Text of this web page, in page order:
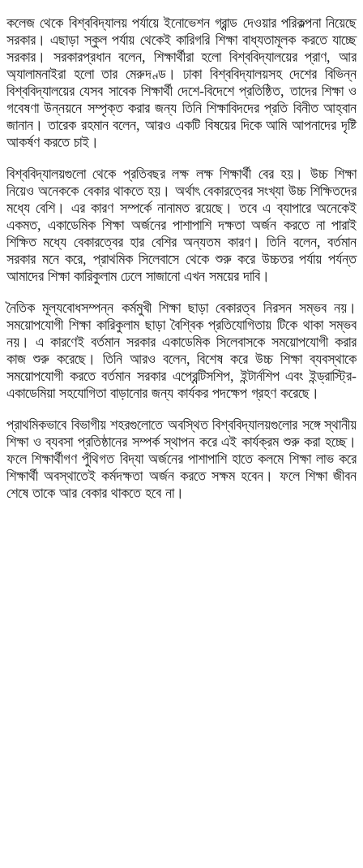
কলেজ থেকে বিশ্ববিদ্যালয় পর্যায়ে ইনোভেশন গ্রান্ড দেওয়ার পরিকল্পনা নিয়েছে
সরকার। এছাড়া স্কুল পর্যায় থেকেই কারিগরি শিক্ষা বাধ্যতামূলক করতে যাচ্ছে
সরকার। সরকারপ্রধান বলেন, শিক্ষার্থীরা হলো বিশ্ববিদ্যালয়ের প্রাণ, আর
অ্যালামনাইরা হলো তার মেরুদণ্ড। ঢাকা বিশ্ববিদ্যালয়সহ দেশের বিভিন্ন
বিশ্ববিদ্যালয়ের যেসব সাবেক শিক্ষার্থী দেশে-বিদেশে প্রতিষ্ঠিত, তাদের শিক্ষা ও
গবেষণা উন্নয়নে সম্পৃক্ত করার জন্য তিনি শিক্ষাবিদদের প্রতি বিনীত আহ্বান
জানান। তারেক রহমান বলেন, আরও একটি বিষয়ের দিকে আমি আপনাদের দৃষ্টি
আকর্ষণ করতে চাই।
বিশ্ববিদ্যালয়গুলো থেকে প্রতিবছর লক্ষ লক্ষ শিক্ষার্থী বের হয়। উচ্চ শিক্ষা
নিয়েও অনেককে বেকার থাকতে হয়। অর্থাৎ বেকারত্বের সংখ্যা উচ্চ শিক্ষিতদের
মধ্যে বেশি। এর কারণ সম্পর্কে নানামত রয়েছে। তবে এ ব্যাপারে অনেকেই
একমত, একাডেমিক শিক্ষা অর্জনের পাশাপাশি দক্ষতা অর্জন করতে না পারাই
শিক্ষিত মধ্যে বেকারত্বের হার বেশির অন্যতম কারণ। তিনি বলেন, বর্তমান
সরকার মনে করে, প্রাথমিক সিলেবাসে থেকে শুরু করে উচ্চতর পর্যায় পর্যন্ত
আমাদের শিক্ষা কারিকুলাম ঢেলে সাজানো এখন সময়ের দাবি।
নৈতিক মূল্যবোধসম্পন্ন কর্মমুখী শিক্ষা ছাড়া বেকারত্ব নিরসন সম্ভব নয়।
সময়োপযোগী শিক্ষা কারিকুলাম ছাড়া বৈশ্বিক প্রতিযোগিতায় টিকে থাকা সম্ভব
নয়। এ কারণেই বর্তমান সরকার একাডেমিক সিলেবাসকে সময়োপযোগী করার
কাজ শুরু করেছে। তিনি আরও বলেন, বিশেষ করে উচ্চ শিক্ষা ব্যবস্থাকে
সময়োপযোগী করতে বর্তমান সরকার এপ্রেন্টিসশিপ, ইন্টার্নশিপ এবং ইন্ড্রাস্ট্রি-
একাডেমিয়া সহযোগিতা বাড়ানোর জন্য কার্যকর পদক্ষেপ গ্রহণ করেছে।
প্রাথমিকভাবে বিভাগীয় শহরগুলোতে অবস্থিত বিশ্ববিদ্যালয়গুলোর সঙ্গে স্থানীয়
শিক্ষা ও ব্যবসা প্রতিষ্ঠানের সম্পর্ক স্থাপন করে এই কার্যক্রম শুরু করা হচ্ছে।
ফলে শিক্ষার্থীগণ পুঁথিগত বিদ্যা অর্জনের পাশাপাশি হাতে কলমে শিক্ষা লাভ করে
শিক্ষার্থী অবস্থাতেই কর্মদক্ষতা অর্জন করতে সক্ষম হবেন। ফলে শিক্ষা জীবন
শেষে তাকে আর বেকার থাকতে হবে না।